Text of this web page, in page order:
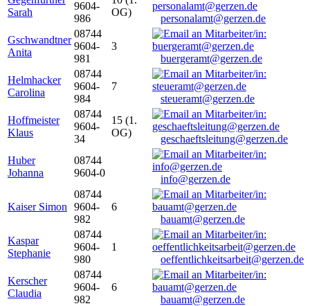
Sarah
9604-
986
OG)
personalamt@gerzen.de
Gschwandtner
Anita
08744
9604-
981
3
buergeramt@gerzen.de
Helmhacker
Carolina
08744
9604-
984
7
steueramt@gerzen.de
Hoffmeister
Klaus
08744
9604-
34
15 (1.
OG)
geschaeftsleitung@gerzen.de
Huber
Johanna
08744
9604-0
info@gerzen.de
Kaiser Simon
08744
9604-
982
6
bauamt@gerzen.de
Kaspar
Stephanie
08744
9604-
980
1
oeffentlichkeitsarbeit@gerzen.de
Kerscher
Claudia
08744
9604-
982
6
bauamt@gerzen.de